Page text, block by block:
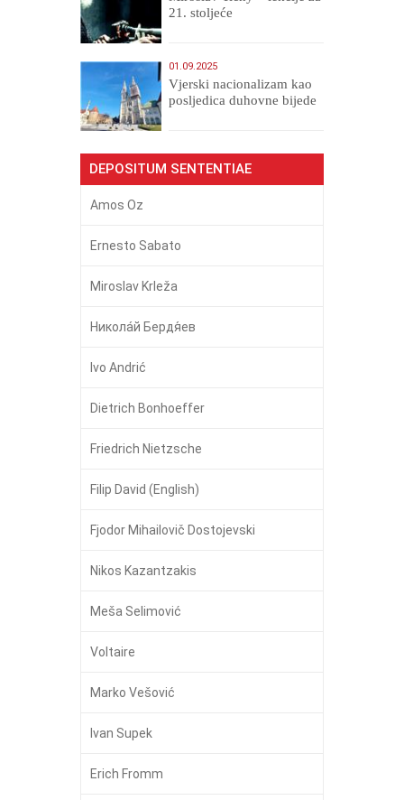
21. stoljeće
01.09.2025
​Vjerski nacionalizam kao
posljedica duhovne bijede
DEPOSITUM SENTENTIAE
Amos Oz
Ernesto Sabato
Miroslav Krleža
Никола́й Бердя́ев
Ivo Andrić
Dietrich Bonhoeffer
Friedrich Nietzsche
Filip David (English)
Fjodor Mihailovič Dostojevski
Nikos Kazantzakis
Meša Selimović
Voltaire
Marko Vešović
Ivan Supek
Erich Fromm